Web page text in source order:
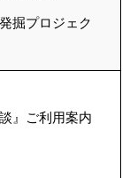
掘プロジェク
』ご利用案内